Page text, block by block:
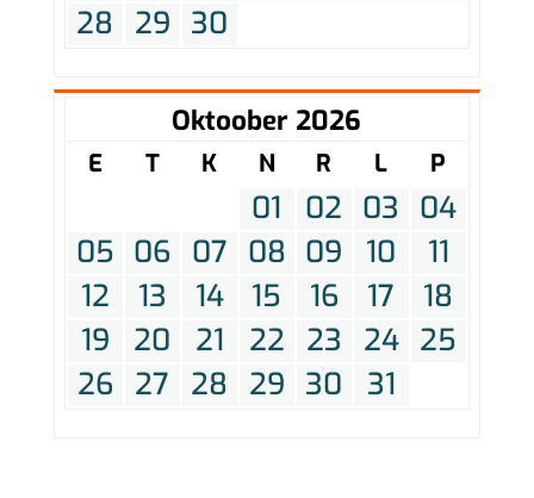
28
29 30
Oktoober 2026
E T K N R L P
01 02 03
04
05 06 07 08 09 10
11
12
13 14 15 16 17
18
19
20 21 22 23 24 25
26
27 28 29 30 31